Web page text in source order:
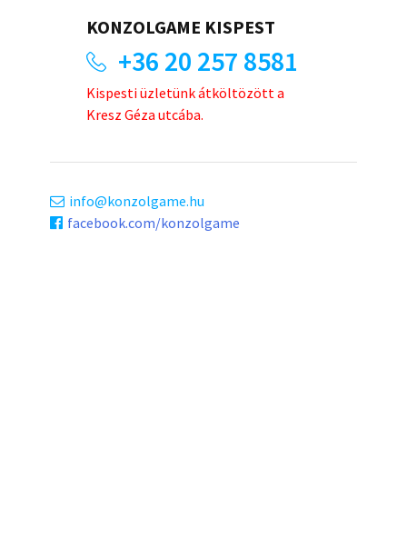
KONZOLGAME KISPEST
+36 20 257 8581
Kispesti üzletünk átköltözött a
Kresz Géza utcába.
info
konzolgame.hu
facebook.com/konzolgame